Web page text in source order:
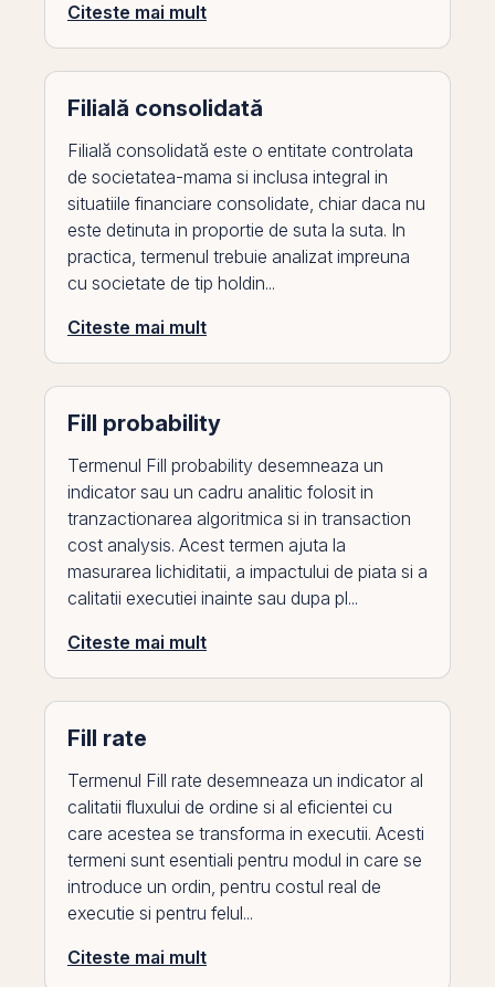
Citeste mai mult
Filială consolidată
Filială consolidată este o entitate controlata
de societatea-mama si inclusa integral in
situatiile financiare consolidate, chiar daca nu
este detinuta in proportie de suta la suta. In
practica, termenul trebuie analizat impreuna
cu societate de tip holdin...
Citeste mai mult
Fill probability
Termenul Fill probability desemneaza un
indicator sau un cadru analitic folosit in
tranzactionarea algoritmica si in transaction
cost analysis. Acest termen ajuta la
masurarea lichiditatii, a impactului de piata si a
calitatii executiei inainte sau dupa pl...
Citeste mai mult
Fill rate
Termenul Fill rate desemneaza un indicator al
calitatii fluxului de ordine si al eficientei cu
care acestea se transforma in executii. Acesti
termeni sunt esentiali pentru modul in care se
introduce un ordin, pentru costul real de
executie si pentru felul...
Citeste mai mult